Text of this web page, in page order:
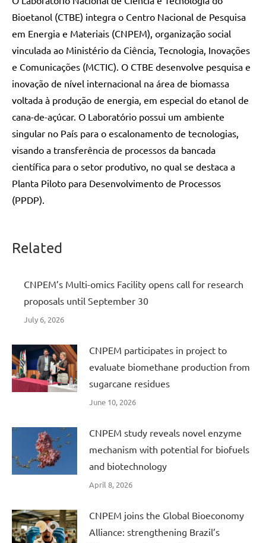
Bioetanol (CTBE) integra o Centro Nacional de Pesquisa
em Energia e Materiais (CNPEM), organização social
vinculada ao Ministério da Ciência, Tecnologia, Inovações
e Comunicações (MCTIC). O CTBE desenvolve pesquisa e
inovação de nível internacional na área de biomassa
voltada à produção de energia, em especial do etanol de
cana-de-açúcar. O Laboratório possui um ambiente
singular no País para o escalonamento de tecnologias,
visando a transferência de processos da bancada
científica para o setor produtivo, no qual se destaca a
Planta Piloto para Desenvolvimento de Processos
(PPDP).
Related
CNPEM’s Multi-omics Facility opens call for research
proposals until September 30
July 6, 2026
CNPEM participates in project to
evaluate biomethane production from
sugarcane residues
June 10, 2026
CNPEM study reveals novel enzyme
mechanism with potential for biofuels
and biotechnology
April 8, 2026
CNPEM joins the Global Bioeconomy
Alliance: strengthening Brazil’s